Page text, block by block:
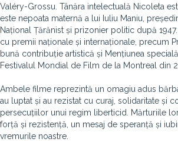
Valéry-Grossu. Tânăra intelectuală Nicoleta
este nepoata maternă a lui Iuliu Maniu,
Național Țărănist și prizonier politic după
cu premii naționale și internaționale, precum
bună contribuție artistică și Mențiunea
Festivalul Mondial de Film de la Montreal din
Ambele filme reprezintă un omagiu adus
au luptat și au rezistat cu curaj, solidaritate și
persecuțiilor unui regim liberticid. Mărturiile
forță și rezistență, un mesaj de speranță și
vremurile noastre.